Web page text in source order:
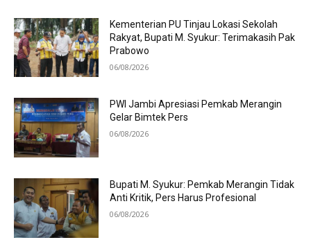
Kementerian PU Tinjau Lokasi Sekolah
Rakyat, Bupati M. Syukur: Terimakasih Pak
Prabowo
06/08/2026
PWI Jambi Apresiasi Pemkab Merangin
Gelar Bimtek Pers
06/08/2026
Bupati M. Syukur: Pemkab Merangin Tidak
Anti Kritik, Pers Harus Profesional
06/08/2026